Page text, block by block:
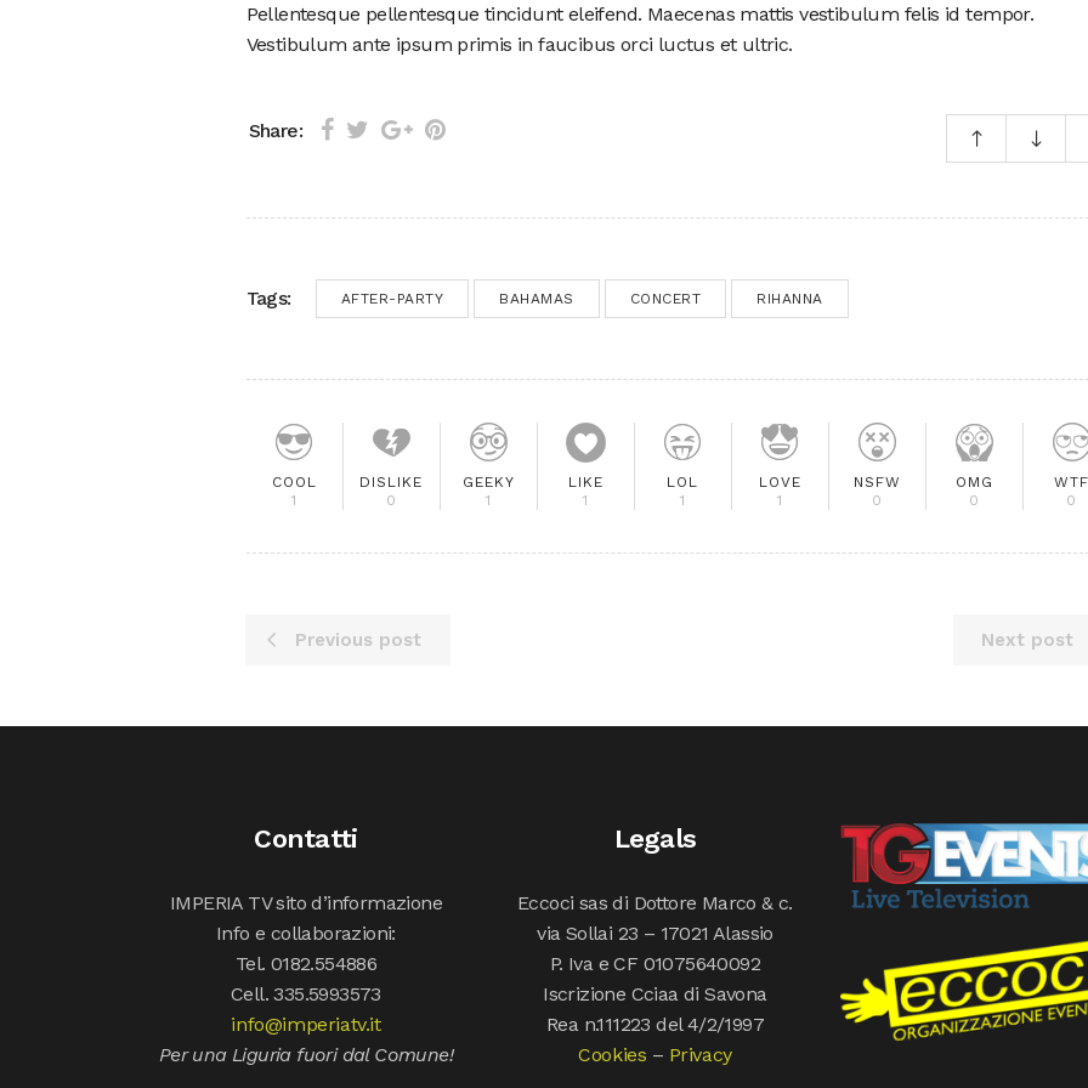
Pellentesque pellentesque tincidunt eleifend. Maecenas mattis vestibulum felis id tempor.
Vestibulum ante ipsum primis in faucibus orci luctus et ultric.
Share:
Tags: AFTER-PARTY BAHAMAS CONCERT RIHANNA
COOL
1
DISLIKE
0
GEEKY
1
LIKE
1
LOL
1
LOVE
1
NSFW
0
OMG
0
WTF
0
Previous post Next post
Contatti
IMPERIA TV sito d’informazione
Info e collaborazioni:
Tel. 0182.554886
Cell. 335.5993573
info@imperiatv.it
Per una Liguria fuori dal Comune!
Legals
Eccoci sas di Dottore Marco & c.
via Sollai 23 – 17021 Alassio
P. Iva e CF 01075640092
Iscrizione Cciaa di Savona
Rea n.111223 del 4/2/1997
Cookies – Privacy